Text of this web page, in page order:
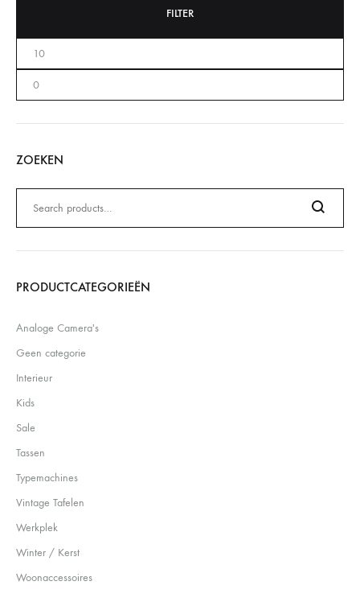
FILTER
ZOEKEN
naar:
Search
PRODUCTCATEGORIEËN
Analoge Camera's
Geen categorie
Interieur
Kids
Sale
Tassen
Typemachines
Vintage Tafelen
Werkplek
Winter / Kerst
Woonaccessoires